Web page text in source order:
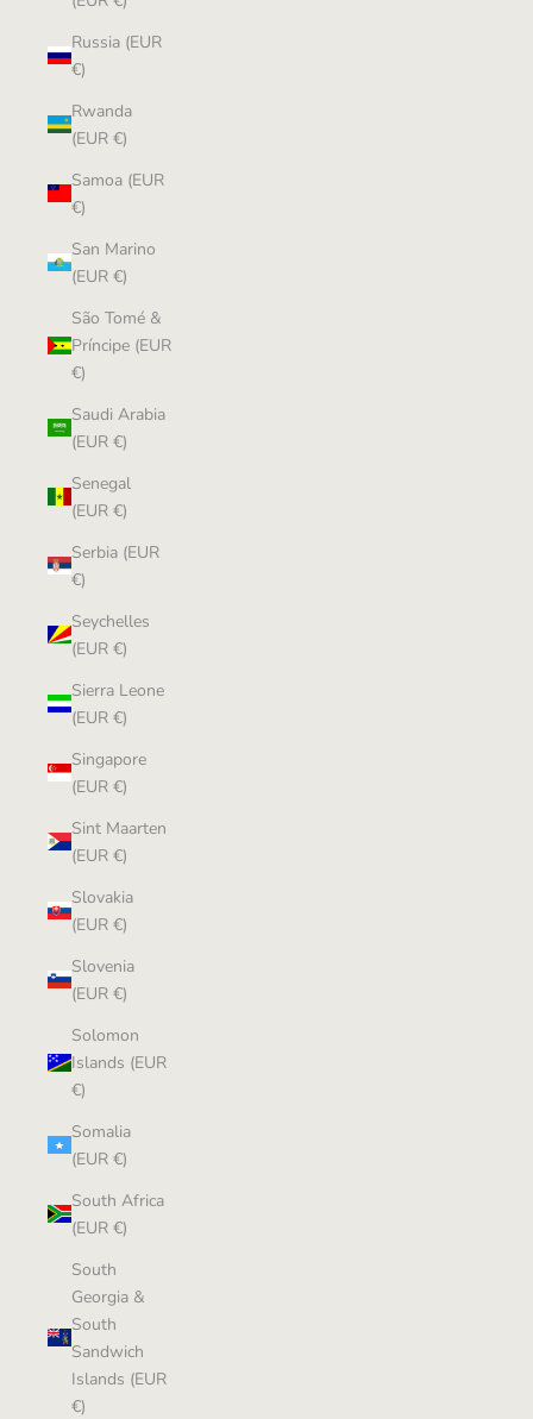
Russia (EUR
€)
Rwanda
(EUR €)
Samoa (EUR
€)
San Marino
(EUR €)
São Tomé &
Príncipe (EUR
€)
Saudi Arabia
(EUR €)
Senegal
(EUR €)
Serbia (EUR
€)
Seychelles
(EUR €)
Sierra Leone
(EUR €)
Singapore
(EUR €)
Sint Maarten
(EUR €)
Slovakia
(EUR €)
Slovenia
(EUR €)
Solomon
Islands (EUR
€)
Somalia
(EUR €)
South Africa
(EUR €)
South
Georgia &
South
Sandwich
Islands (EUR
€)